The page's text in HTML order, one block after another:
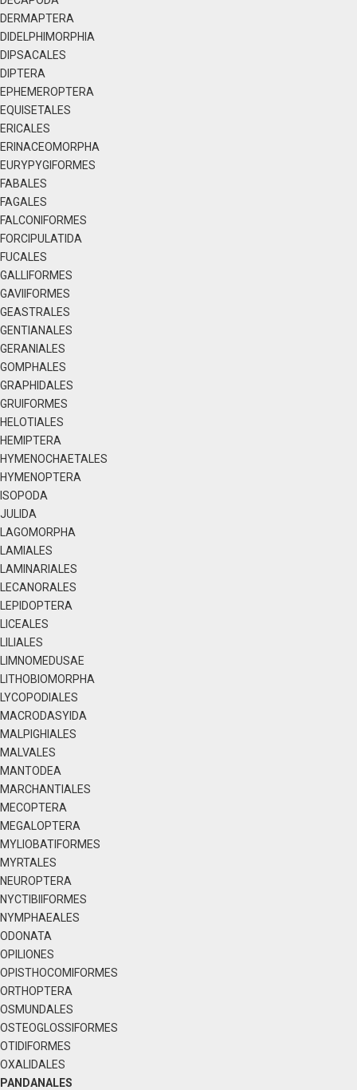
DERMAPTERA
DIDELPHIMORPHIA
DIPSACALES
DIPTERA
EPHEMEROPTERA
EQUISETALES
ERICALES
ERINACEOMORPHA
EURYPYGIFORMES
FABALES
FAGALES
FALCONIFORMES
FORCIPULATIDA
FUCALES
GALLIFORMES
GAVIIFORMES
GEASTRALES
GENTIANALES
GERANIALES
GOMPHALES
GRAPHIDALES
GRUIFORMES
HELOTIALES
HEMIPTERA
HYMENOCHAETALES
HYMENOPTERA
ISOPODA
JULIDA
LAGOMORPHA
LAMIALES
LAMINARIALES
LECANORALES
LEPIDOPTERA
LICEALES
LILIALES
LIMNOMEDUSAE
LITHOBIOMORPHA
LYCOPODIALES
MACRODASYIDA
MALPIGHIALES
MALVALES
MANTODEA
MARCHANTIALES
MECOPTERA
MEGALOPTERA
MYLIOBATIFORMES
MYRTALES
NEUROPTERA
NYCTIBIIFORMES
NYMPHAEALES
ODONATA
OPILIONES
OPISTHOCOMIFORMES
ORTHOPTERA
OSMUNDALES
OSTEOGLOSSIFORMES
OTIDIFORMES
OXALIDALES
PANDANALES